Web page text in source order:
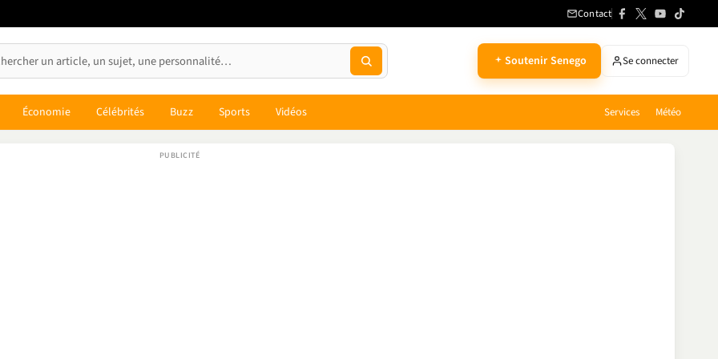
Contact
Soutenir Senego Se connecter
Économie Célébrités Buzz Sports Vidéos Services Météo